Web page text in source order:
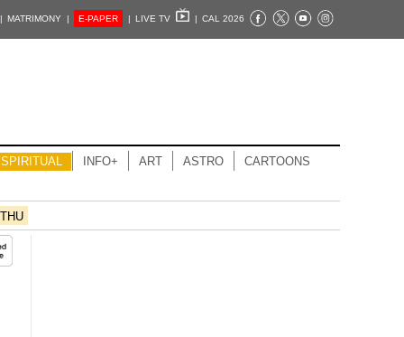
| MATRIMONY | E-PAPER | LIVE TV | CAL 2026
SPIRITUAL INFO+ ART ASTRO CARTOONS